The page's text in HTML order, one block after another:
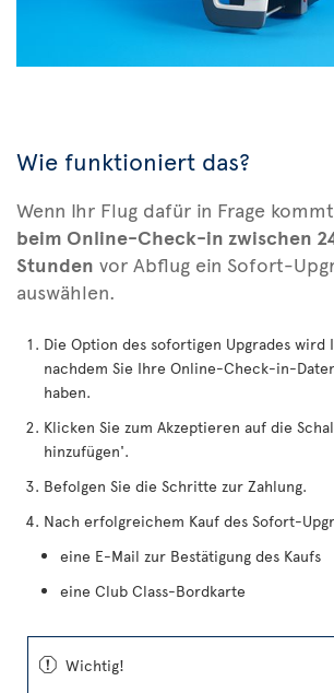
Wie funktioniert das?
Wenn Ihr Flug dafür in Frage
beim Online-Check-in zwischen
Stunden vor Abflug ein Sofort-
auswählen.
Die Option des sofortigen Upgrades wird
nachdem Sie Ihre Online-Check-in-
haben.
Klicken Sie zum Akzeptieren auf die
hinzufügen'.
Befolgen Sie die Schritte zur Zahlung.
Nach erfolgreichem Kauf des Sofort-
eine E-Mail zur Bestätigung des Kaufs
eine Club Class-Bordkarte
ü Wichtig!